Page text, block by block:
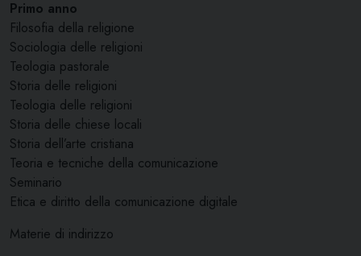
Primo anno
Filosofia della religione
Sociologia delle religioni
Teologia pastorale
Storia delle religioni
Teologia delle religioni
Storia delle chiese locali
Storia dell’arte cristiana
Teoria e tecniche della comunicazione
Seminario
Etica e diritto della comunicazione digitale
Materie di indirizzo